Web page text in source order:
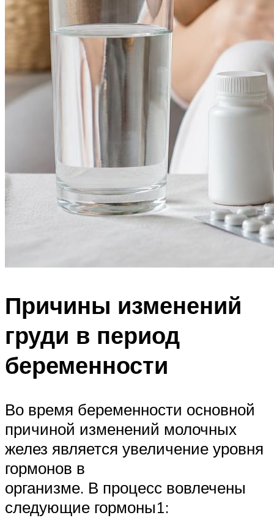
Причины изменений
груди в период
беременности
Во время беременности основной
причиной изменений молочных
желез является увеличение уровня
гормонов в
организме. В процесс вовлечены
следующие гормоны1: